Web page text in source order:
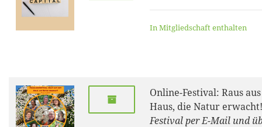
In Mitgliedschaft enthalten
Online-Festival: Raus
Haus, die Natur erwacht!
Festival per E-Mail und